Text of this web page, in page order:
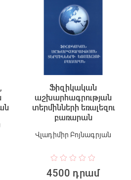
Ֆիզիկական
աշխարհագրության
տերմինների եռալեզու
բառարան
Վլադիմիր Բոյնագրյան
4500 դրամ